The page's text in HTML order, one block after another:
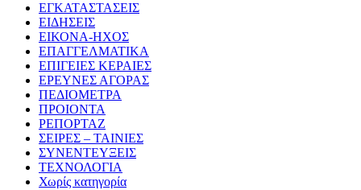
ΕΓΚΑΤΑΣΤΑΣΕΙΣ
ΕΙΔΗΣΕΙΣ
ΕΙΚΟΝΑ-ΗΧΟΣ
ΕΠΑΓΓΕΛΜΑΤΙΚΑ
ΕΠΙΓΕΙΕΣ ΚΕΡΑΙΕΣ
ΕΡΕΥΝΕΣ ΑΓΟΡΑΣ
ΠΕΔΙΟΜΕΤΡΑ
ΠΡΟΙΟΝΤΑ
ΡΕΠΟΡΤΑΖ
ΣΕΙΡΕΣ – ΤΑΙΝΙΕΣ
ΣΥΝΕΝΤΕΥΞΕΙΣ
ΤΕΧΝΟΛΟΓΙΑ
Χωρίς κατηγορία